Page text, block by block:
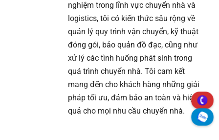
nghiệm trong lĩnh vực chuyển nhà và
logistics, tôi có kiến thức sâu rộng về
quản lý quy trình vận chuyển, kỹ thuật
đóng gói, bảo quản đồ đạc, cũng như
xử lý các tình huống phát sinh trong
quá trình chuyển nhà. Tôi cam kết
mang đến cho khách hàng những giải
pháp tối ưu, đảm bảo an toàn và hiệu
quả cho mọi nhu cầu chuyển nhà.